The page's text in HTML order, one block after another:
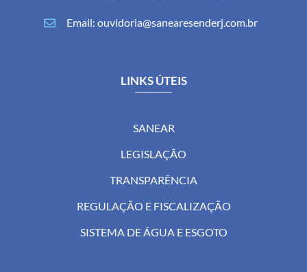
Email: ouvidoria@sanearesenderj.com.br
LINKS ÚTEIS
SANEAR
LEGISLAÇÃO
TRANSPARÊNCIA
REGULAÇÃO E FISCALIZAÇÃO
SISTEMA DE ÁGUA E ESGOTO